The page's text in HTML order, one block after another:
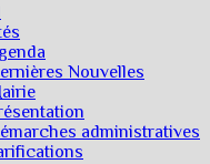
Nouvelles
administratives